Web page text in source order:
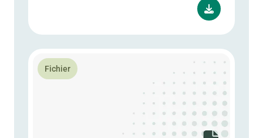
Fichier
En savoir plus Déclaration intermédiaire T1 2021 -